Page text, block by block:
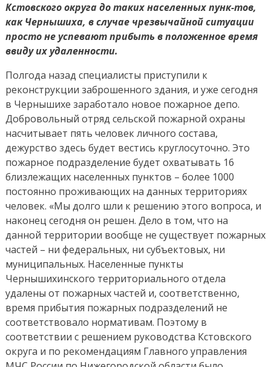
Кстовского округа до таких населенных пунк-тов,
как Чернышиха, в случае чрезвычайной ситуации
просто не успевают прибыть в положенное время
ввиду их удаленности.
Полгода назад специалисты приступили к
реконструкции заброшенного здания, и уже сегодня
в Чернышихе заработало новое пожарное депо.
Добровольный отряд сельской пожарной охраны
насчитывает пять человек личного состава,
дежурство здесь будет вестись круглосуточно. Это
пожарное подразделение будет охватывать 16
близлежащих населенных пунктов – более 1000
постоянно проживающих на данных территориях
человек. «Мы долго шли к решению этого вопроса, и
наконец сегодня он решен. Дело в том, что на
данной территории вообще не существует пожарных
частей – ни федеральных, ни субъектовых, ни
муниципальных. Населенные пункты
Чернышихинского территориального отдела
удалены от пожарных частей и, соответственно,
время прибытия пожарных подразделений не
соответствовало нормативам. Поэтому в
соответствии с решением руководства Кстовского
округа и по рекомендациям Главного управления